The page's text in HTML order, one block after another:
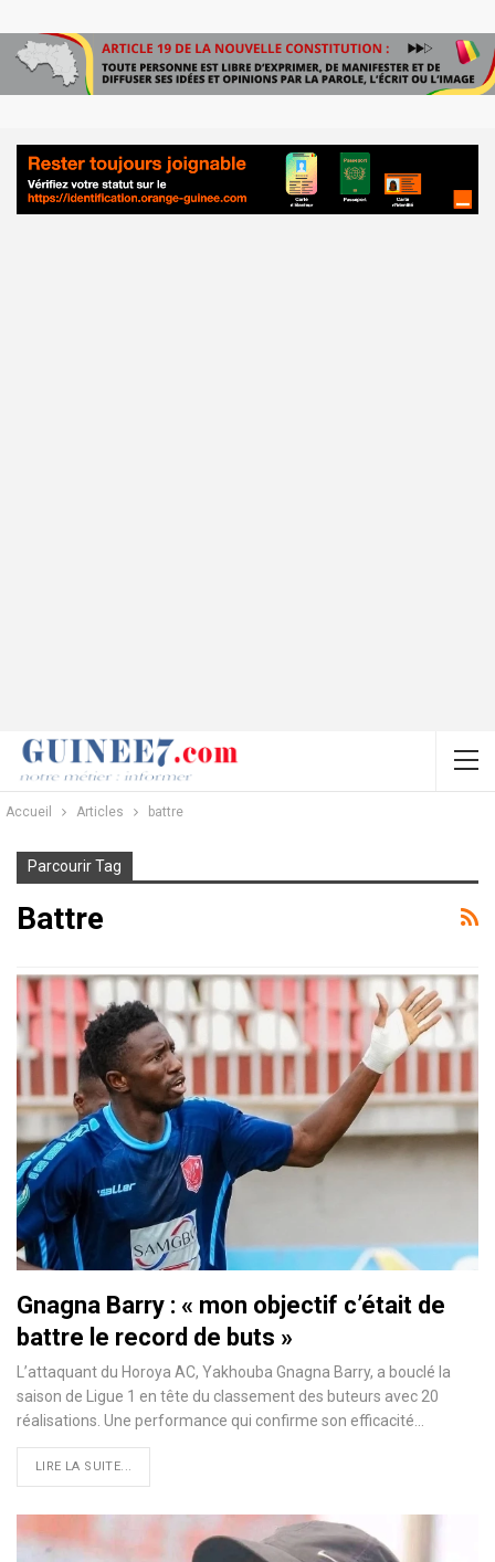
Accueil Articles battre
Parcourir Tag
Battre
Gnagna Barry : « mon objectif c’était de
battre le record de buts »
L’attaquant du Horoya AC, Yakhouba Gnagna Barry, a bouclé la
saison de Ligue 1 en tête du classement des buteurs avec 20
réalisations. Une performance qui confirme son efficacité…
LIRE LA SUITE...